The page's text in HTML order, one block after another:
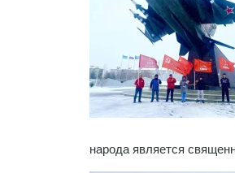
народа является